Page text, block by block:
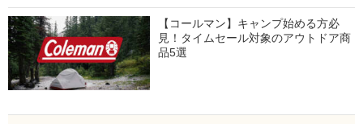
【コールマン】キャンプ始める方必
見！タイムセール対象のアウトドア商
品5選